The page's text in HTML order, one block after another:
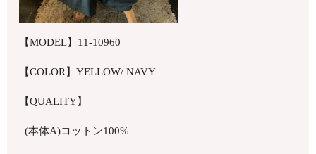
【MODEL】11-10960
【COLOR】YELLOW/ NAVY
【QUALITY】
(本体A)コットン100%